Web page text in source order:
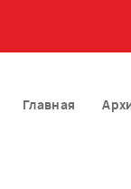
Главная